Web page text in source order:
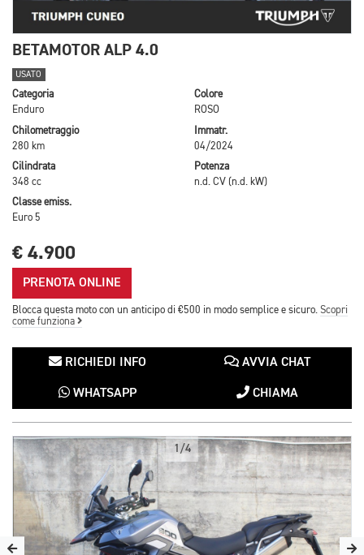
BETAMOTOR ALP 4.0
USATO
Categoria
Enduro
Colore
ROSO
Chilometraggio
280 km
Immatr.
04/2024
Cilindrata
348 cc
Potenza
n.d. CV (n.d. kW)
Classe emiss.
Euro 5
€ 4.900
PRENOTA ONLINE
Blocca questa moto con un anticipo di €500 in modo semplice e sicuro. Scopri
come funziona
RICHIEDI INFO AVVIA CHAT
WHATSAPP CHIAMA
1/4